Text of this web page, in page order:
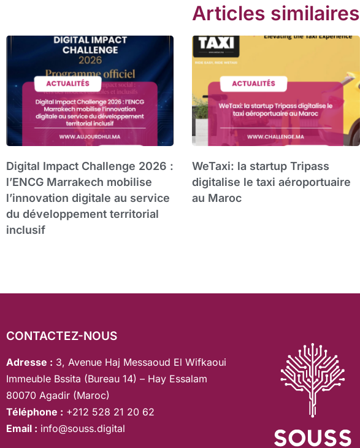
Articles similaires
Digital Impact Challenge 2026 :
l’ENCG Marrakech mobilise
l’innovation digitale au service
du développement territorial
inclusif
WeTaxi: la startup Tripass
digitalise le taxi aéroportuaire
au Maroc
CONTACTEZ-NOUS
Adresse : 3, Avenue Haj Messaoud El Wifkaoui
Immeuble Bssita (Bureau 14) – Hay Essalam
80070 Agadir (Maroc)
Téléphone : +212 528 21 20 62
Email : info@souss.digital